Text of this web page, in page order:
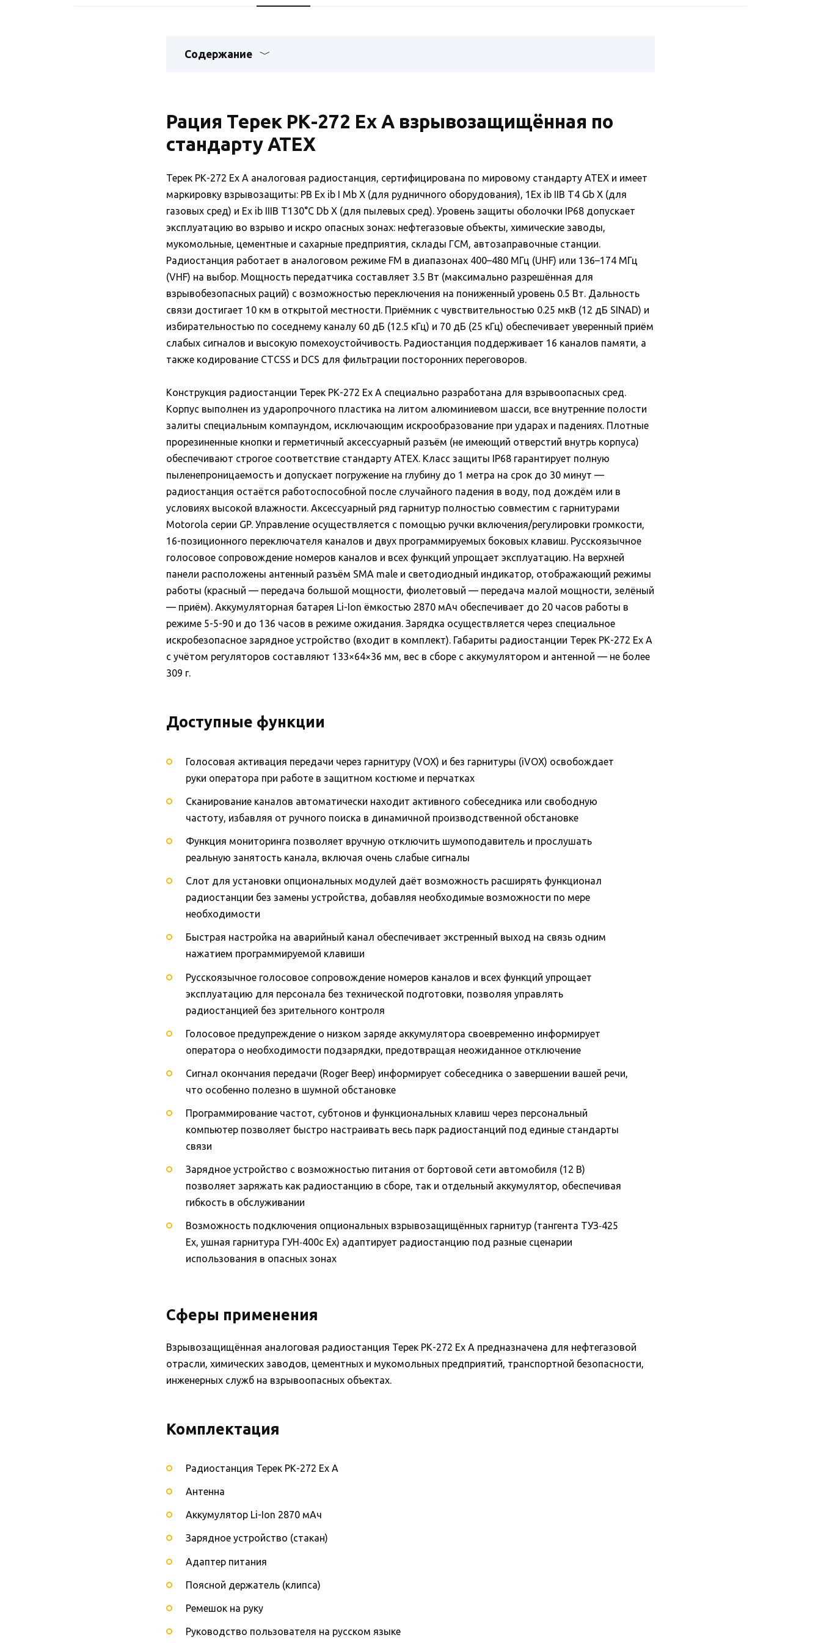
Содержание
Рация Терек РК-272 Ex А взрывозащищённая по
стандарту ATEX
Терек РК-272 Ex А аналоговая радиостанция, сертифицирована по мировому стандарту ATEX и имеет
маркировку взрывозащиты: РB Ex ib I Mb X (для рудничного оборудования), 1Ex ib IIB T4 Gb X (для
газовых сред) и Ex ib IIIB Т130°C Db X (для пылевых сред). Уровень защиты оболочки IP68 допускает
эксплуатацию во взрыво и искро опасных зонах: нефтегазовые объекты, химические заводы,
мукомольные, цементные и сахарные предприятия, склады ГСМ, автозаправочные станции.
Радиостанция работает в аналоговом режиме FM в диапазонах 400–480 МГц (UHF) или 136–174 МГц
(VHF) на выбор. Мощность передатчика составляет 3.5 Вт (максимально разрешённая для
взрывобезопасных раций) с возможностью переключения на пониженный уровень 0.5 Вт. Дальность
связи достигает 10 км в открытой местности. Приёмник с чувствительностью 0.25 мкВ (12 дБ SINAD) и
избирательностью по соседнему каналу 60 дБ (12.5 кГц) и 70 дБ (25 кГц) обеспечивает уверенный приём
слабых сигналов и высокую помехоустойчивость. Радиостанция поддерживает 16 каналов памяти, а
также кодирование CTCSS и DCS для фильтрации посторонних переговоров.
Конструкция радиостанции Терек РК-272 Ex А специально разработана для взрывоопасных сред.
Корпус выполнен из ударопрочного пластика на литом алюминиевом шасси, все внутренние полости
залиты специальным компаундом, исключающим искрообразование при ударах и падениях. Плотные
прорезиненные кнопки и герметичный аксессуарный разъём (не имеющий отверстий внутрь корпуса)
обеспечивают строгое соответствие стандарту ATEX. Класс защиты IP68 гарантирует полную
пыленепроницаемость и допускает погружение на глубину до 1 метра на срок до 30 минут —
радиостанция остаётся работоспособной после случайного падения в воду, под дождём или в
условиях высокой влажности. Аксессуарный ряд гарнитур полностью совместим с гарнитурами
Motorola серии GP. Управление осуществляется с помощью ручки включения/регулировки громкости,
16-позиционного переключателя каналов и двух программируемых боковых клавиш. Русскоязычное
голосовое сопровождение номеров каналов и всех функций упрощает эксплуатацию. На верхней
панели расположены антенный разъём SMA male и светодиодный индикатор, отображающий режимы
работы (красный — передача большой мощности, фиолетовый — передача малой мощности, зелёный
— приём). Аккумуляторная батарея Li-Ion ёмкостью 2870 мАч обеспечивает до 20 часов работы в
режиме 5-5-90 и до 136 часов в режиме ожидания. Зарядка осуществляется через специальное
искробезопасное зарядное устройство (входит в комплект). Габариты радиостанции Терек РК-272 Ex А
с учётом регуляторов составляют 133×64×36 мм, вес в сборе с аккумулятором и антенной — не более
309 г.
Доступные функции
Голосовая активация передачи через гарнитуру (VOX) и без гарнитуры (iVOX) освобождает
руки оператора при работе в защитном костюме и перчатках
Сканирование каналов автоматически находит активного собеседника или свободную
частоту, избавляя от ручного поиска в динамичной производственной обстановке
Функция мониторинга позволяет вручную отключить шумоподавитель и прослушать
реальную занятость канала, включая очень слабые сигналы
Слот для установки опциональных модулей даёт возможность расширять функционал
радиостанции без замены устройства, добавляя необходимые возможности по мере
необходимости
Быстрая настройка на аварийный канал обеспечивает экстренный выход на связь одним
нажатием программируемой клавиши
Русскоязычное голосовое сопровождение номеров каналов и всех функций упрощает
эксплуатацию для персонала без технической подготовки, позволяя управлять
радиостанцией без зрительного контроля
Голосовое предупреждение о низком заряде аккумулятора своевременно информирует
оператора о необходимости подзарядки, предотвращая неожиданное отключение
Сигнал окончания передачи (Roger Beep) информирует собеседника о завершении вашей речи,
что особенно полезно в шумной обстановке
Программирование частот, субтонов и функциональных клавиш через персональный
компьютер позволяет быстро настраивать весь парк радиостанций под единые стандарты
связи
Зарядное устройство с возможностью питания от бортовой сети автомобиля (12 В)
позволяет заряжать как радиостанцию в сборе, так и отдельный аккумулятор, обеспечивая
гибкость в обслуживании
Возможность подключения опциональных взрывозащищённых гарнитур (тангента ТУЗ‑425
Ex, ушная гарнитура ГУН‑400с Ex) адаптирует радиостанцию под разные сценарии
использования в опасных зонах
Сферы применения
Взрывозащищённая аналоговая радиостанция Терек РК-272 Ex А предназначена для нефтегазовой
отрасли, химических заводов, цементных и мукомольных предприятий, транспортной безопасности,
инженерных служб на взрывоопасных объектах.
Комплектация
Радиостанция Терек РК-272 Ex А
Антенна
Аккумулятор Li-Ion 2870 мАч
Зарядное устройство (стакан)
Адаптер питания
Поясной держатель (клипса)
Ремешок на руку
Руководство пользователя на русском языке